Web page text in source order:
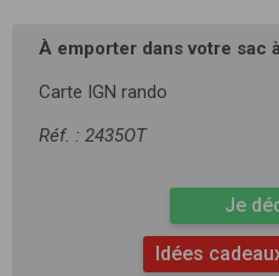
À emporter dans votre sac
Carte IGN rando
Réf. : 2435OT
Je
Idées